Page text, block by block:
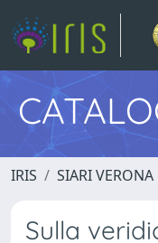
IRIS SIARI VERONA
Sulla